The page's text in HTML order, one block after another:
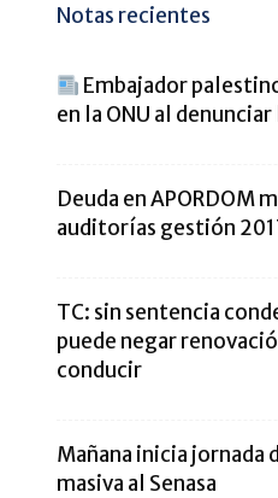
Notas recientes
Embajador
en la ONU al
Deuda en APORDOM
auditorías gestión
TC: sin sentencia
puede negar
conducir
Mañana inicia jornada
masiva al Senasa